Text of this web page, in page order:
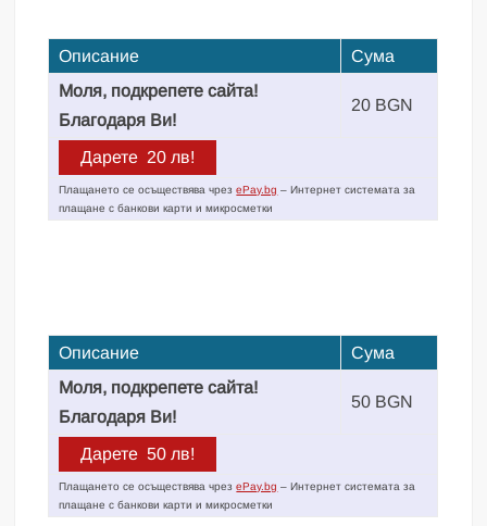
Описание
Сума
Моля, подкрепете сайта!
Благодаря Ви!
20 BGN
Плащането се осъществява чрезePay.bg – Интернет системата за
плащане с банкови карти и микросметки
Описание
Сума
Моля, подкрепете сайта!
Благодаря Ви!
50 BGN
Плащането се осъществява чрезePay.bg – Интернет системата за
плащане с банкови карти и микросметки